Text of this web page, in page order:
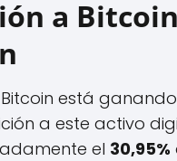
a
está
a este activo
el 30,95%